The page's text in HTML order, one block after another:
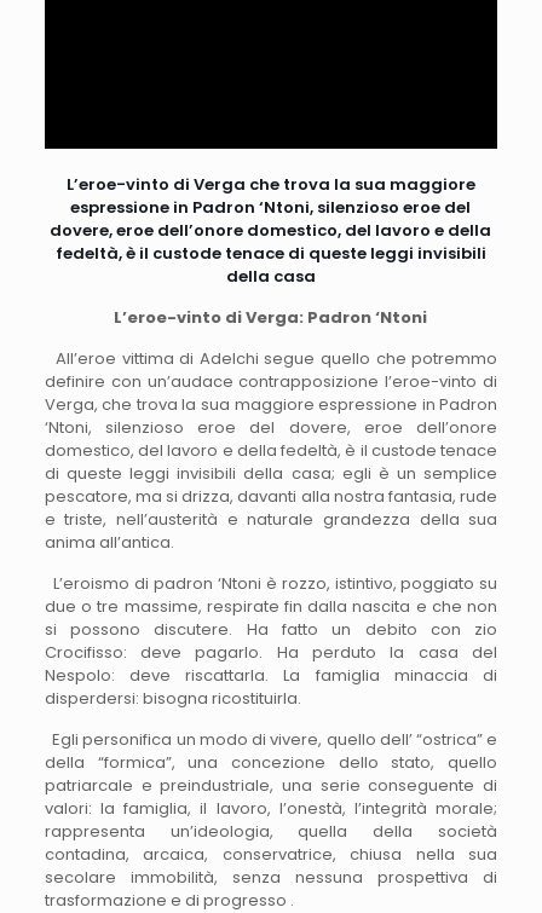
L’eroe-vinto di Verga che trova la sua maggiore
espressione in Padron ‘Ntoni, silenzioso eroe del
dovere, eroe dell’onore domestico, del lavoro e della
fedeltà, è il custode tenace di queste leggi invisibili
della casa
L’eroe-vinto di Verga: Padron ‘Ntoni
All’eroe vittima di Adelchi segue quello che potremmo
definire con un’audace contrapposizione l’eroe-vinto di
Verga, che trova la sua maggiore espressione in Padron
‘Ntoni, silenzioso eroe del dovere, eroe dell’onore
domestico, del lavoro e della fedeltà, è il custode tenace
di queste leggi invisibili della casa; egli è un semplice
pescatore, ma si drizza, davanti alla nostra fantasia, rude
e triste, nell’austerità e naturale grandezza della sua
anima all’antica.
L’eroismo di padron ‘Ntoni è rozzo, istintivo, poggiato su
due o tre massime, respirate fin dalla nascita e che non
si possono discutere. Ha fatto un debito con zio
Crocifisso: deve pagarlo. Ha perduto la casa del
Nespolo: deve riscattarla. La famiglia minaccia di
disperdersi: bisogna ricostituirla.
Egli personifica un modo di vivere, quello dell’ “ostrica” e
della “formica”, una concezione dello stato, quello
patriarcale e preindustriale, una serie conseguente di
valori: la famiglia, il lavoro, l’onestà, l’integrità morale;
rappresenta un’ideologia, quella della società
contadina, arcaica, conservatrice, chiusa nella sua
secolare immobilità, senza nessuna prospettiva di
trasformazione e di progresso .